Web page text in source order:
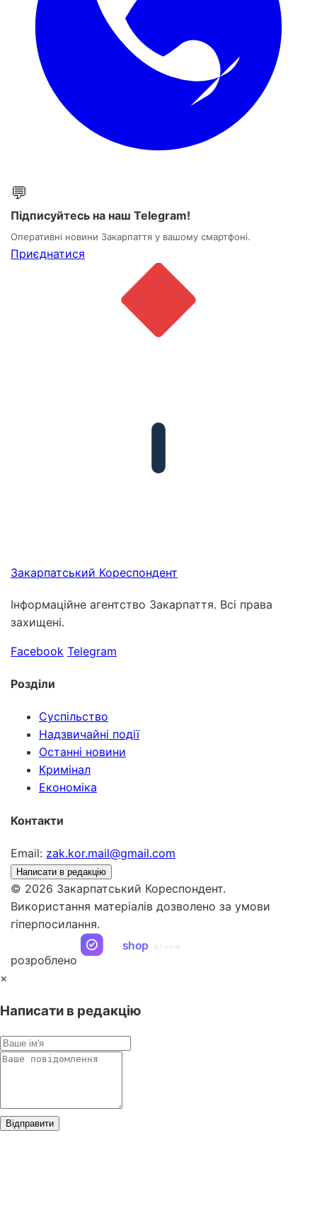
💬
Підписуйтесь на наш Telegram!
Оперативні новини Закарпаття у вашому смартфоні.
Приєднатися
Закарпатський Кореспондент
Інформаційне агентство Закарпаття. Всі права
захищені.
Facebook Telegram
Розділи
Суспільство
Надзвичайні події
Останні новини
Кримінал
Економіка
Контакти
Email: zak.kor.mail@gmail.com
Написати в редакцію
© 2026 Закарпатський Кореспондент.
Використання матеріалів дозволено за умови
гіперпосилання.
розроблено
shop STUDIO
×
Написати в редакцію
Відправити